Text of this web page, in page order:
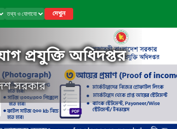
দেখুন
প্রযুক্তি অধিদপ্তর
সরকার